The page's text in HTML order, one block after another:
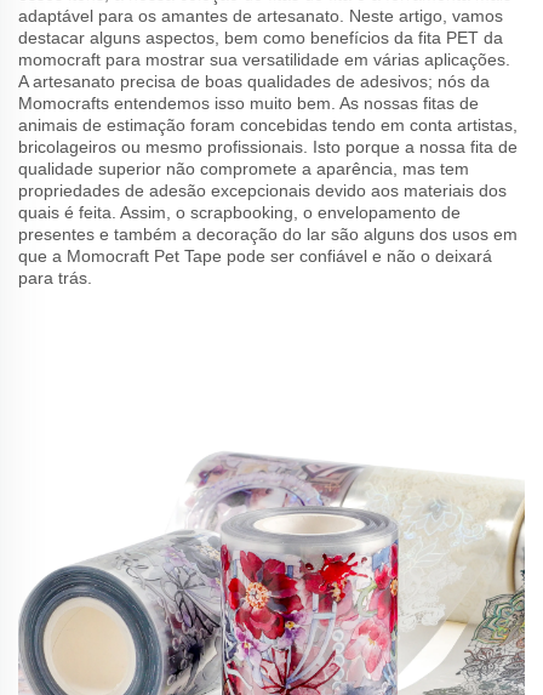
adaptável para os amantes de artesanato. Neste artigo, vamos
destacar alguns aspectos, bem como benefícios da fita PET da
momocraft para mostrar sua versatilidade em várias aplicações.
A artesanato precisa de boas qualidades de adesivos; nós da
Momocrafts entendemos isso muito bem. As nossas fitas de
animais de estimação foram concebidas tendo em conta artistas,
bricolageiros ou mesmo profissionais. Isto porque a nossa fita de
qualidade superior não compromete a aparência, mas tem
propriedades de adesão excepcionais devido aos materiais dos
quais é feita. Assim, o scrapbooking, o envelopamento de
presentes e também a decoração do lar são alguns dos usos em
que a Momocraft Pet Tape pode ser confiável e não o deixará
para trás.